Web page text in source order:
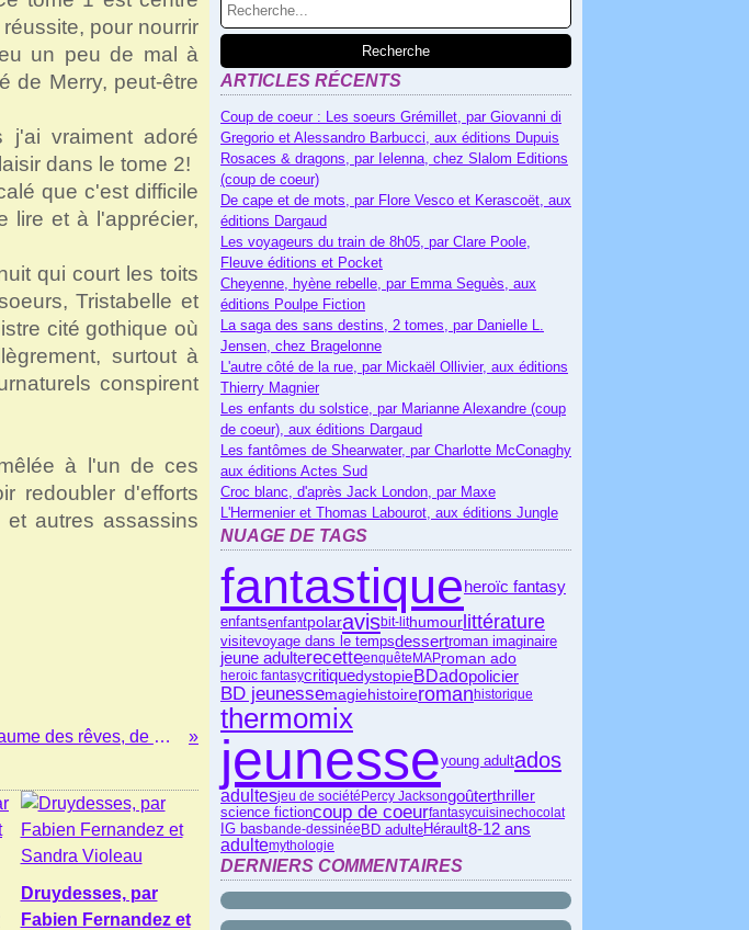
pour nourrir
un peu de mal à
de Merry, peut-être
vraiment adoré
dans le tome 2!
que c'est difficile
lire et à l'apprécier,
qui court les toits
Tristabelle et
cité gothique où
surtout à
conspirent
à l'un de ces
redoubler d'efforts
autres assassins
Oniria, tome 1, Le royaume des rêves, de B.F. Parry
Druydesses, par
Fabien Fernandez et
ARTICLES RÉCENTS
Coup de coeur : Les soeurs Grémillet, par Giovanni di
Gregorio et Alessandro Barbucci, aux éditions Dupuis
Rosaces & dragons, par Ielenna, chez Slalom Editions
(coup de coeur)
De cape et de mots, par Flore Vesco et Kerascoët, aux
éditions Dargaud
Les voyageurs du train de 8h05, par Clare Poole,
Fleuve éditions et Pocket
Cheyenne, hyène rebelle, par Emma Seguès, aux
éditions Poulpe Fiction
La saga des sans destins, 2 tomes, par Danielle L.
Jensen, chez Bragelonne
L'autre côté de la rue, par Mickaël Ollivier, aux éditions
Thierry Magnier
Les enfants du solstice, par Marianne Alexandre (coup
de coeur), aux éditions Dargaud
Les fantômes de Shearwater, par Charlotte McConaghy
aux éditions Actes Sud
Croc blanc, d'après Jack London, par Maxe
L'Hermenier et Thomas Labourot, aux éditions Jungle
NUAGE DE TAGS
fantastiqueheroïc fantasy
enfantsenfantpolaravisbit-lithumourlittérature
visitevoyage dans le tempsdessertroman imaginaire
jeune adulterecetteenquête MAProman ado
heroic fantasycritiquedystopieBDadopolicier
BD jeunessemagiehistoireroman historique
thermomix
jeunesseyoung adultados
adultesjeu de sociétéPercy Jacksongoûterthriller
science fictioncoup de coeurfantasycuisinechocolat
IG basbande-dessinéeBD adulteHérault8-12 ans
adultemythologie
DERNIERS COMMENTAIRES